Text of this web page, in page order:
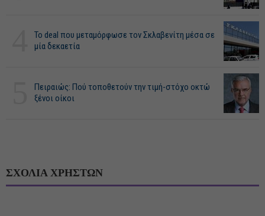
Το deal που μεταμόρφωσε τον Σκλαβενίτη μέσα σε
μία δεκαετία
Πειραιώς: Πού τοποθετούν την τιμή-στόχο οκτώ
ξένοι οίκοι
ΣΧΟΛΙΑ ΧΡΗΣΤΩΝ